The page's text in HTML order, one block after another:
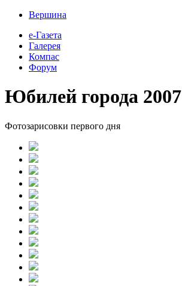
Вершина
е-Газета
Галерея
Компас
Форум
Юбилей города 2007
Фотозарисовки первого дня